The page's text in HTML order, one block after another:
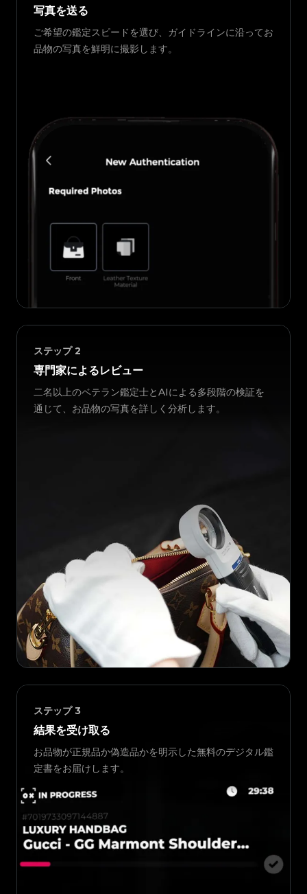
写真を送る
ご希望の鑑定スピードを選び、ガイドラインに沿ってお
品物の写真を鮮明に撮影します。
ステップ 2
専門家によるレビュー
二名以上のベテラン鑑定士とAIによる多段階の検証を
通じて、お品物の写真を詳しく分析します。
ステップ 3
結果を受け取る
お品物が正規品か偽造品かを明示した無料のデジタル鑑
定書をお届けします。